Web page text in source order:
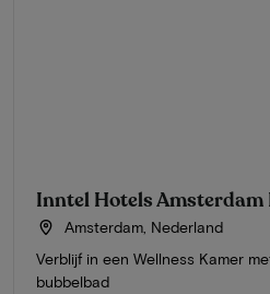
Inntel Hotels
Amsterdam, Nederland
Verblijf in een Wellness Kamer
bubbelbad